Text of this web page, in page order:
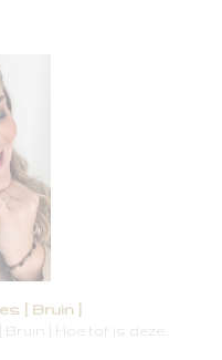
[ Bruin ]
] Hoe tof is deze…